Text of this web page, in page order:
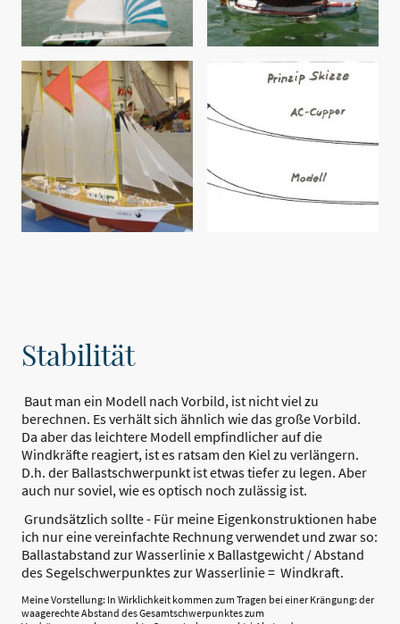
Stabilität
Baut man ein Modell nach Vorbild, ist nicht viel zu
berechnen. Es verhält sich ähnlich wie das große Vorbild.
Da aber das leichtere Modell empfindlicher auf die
Windkräfte reagiert, ist es ratsam den Kiel zu verlängern.
D.h. der Ballastschwerpunkt ist etwas tiefer zu legen. Aber
auch nur soviel, wie es optisch noch zulässig ist.
Grundsätzlich sollte - Für meine Eigenkonstruktionen habe
ich nur eine vereinfachte Rechnung verwendet und zwar so:
Ballastabstand zur Wasserlinie x Ballastgewicht / Abstand
des Segelschwerpunktes zur Wasserlinie = Windkraft.
Meine Vorstellung: In Wirklichkeit kommen zum Tragen bei einer Krängung: der
waagerechte Abstand des Gesamtschwerpunktes zum